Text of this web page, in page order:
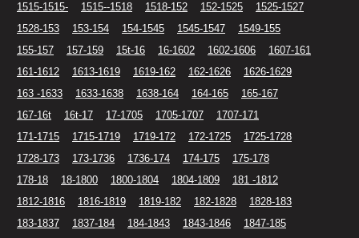
1515-1515-
1515--1518 1518-152 152-1525
1525-1527
1528-153
153-154 154-1545 1545-1547
1549-155
155-157
157-159 15t-16 16-1602 1602-1606
1607-161
161-1612
1613-1619 1619-162 162-1626
1626-1629
163 -1633
1633-1638 1638-164 164-165
165-167
167-16t
16t-17 17-1705 1705-1707
1707-171
171-1715
1715-1719 1719-172 172-1725
1725-1728
1728-173
173-1736 1736-174 174-175
175-178
178-18
18-1800 1800-1804 1804-1809
181 -1812
1812-1816
1816-1819 1819-182 182-1828
1828-183
183-1837
1837-184 184-1843 1843-1846
1847-185